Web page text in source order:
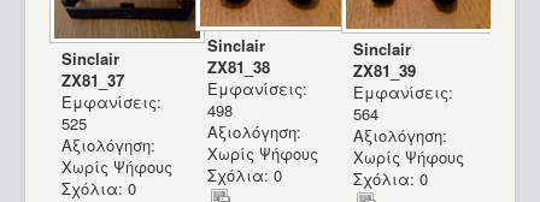
Sinclair
ZX81_37
Εμφανίσεις:
525
Αξιολόγηση:
Χωρίς Ψήφους
Σχόλια: 0
Sinclair
ZX81_38
Εμφανίσεις:
498
Αξιολόγηση:
Χωρίς Ψήφους
Σχόλια: 0
Sinclair
ZX81_39
Εμφανίσεις:
564
Αξιολόγηση:
Χωρίς Ψήφους
Σχόλια: 0